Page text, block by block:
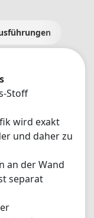
länger als
Stoff
wird exakt
und daher zu
an der Wand
separat